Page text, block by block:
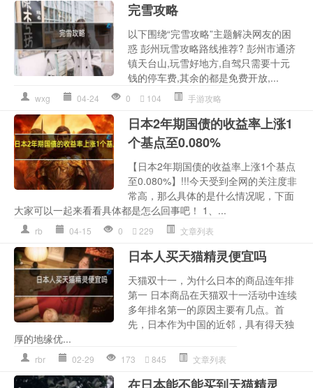
完雪攻略
以下围绕“完雪攻略”主题解决网友的困
惑 彭州玩雪攻略路线推荐? 彭州市通济
镇天台山,玩雪好地方,自驾只需要十元
钱的停车费,其余的都是免费开放,...
wxg 04-24 0 104 手游攻略
日本2年期国债的收益率上涨1
个基点至0.080%
【日本2年期国债的收益率上涨1个基点
至0.080%】!!!今天受到全网的关注度非
常高，那么具体的是什么情况呢，下面
大家可以一起来看看具体都是怎么回事吧！ 1、...
rb 04-15 0 229 文章列表
日本人买天猫精灵便宜吗
天猫双十一，为什么日本的商品连年排
第一 日本商品在天猫双十一活动中连续
多年排名第一的原因主要有几点。首
先，日本作为中国的近邻，具有得天独
厚的地缘优...
rbr 02-29 173 845 文章列表